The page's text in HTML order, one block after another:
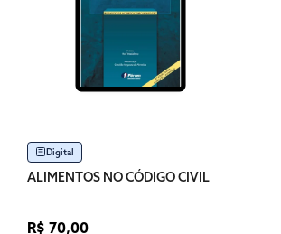
Digital
ALIMENTOS NO CÓDIGO CIVIL
R$ 70,00